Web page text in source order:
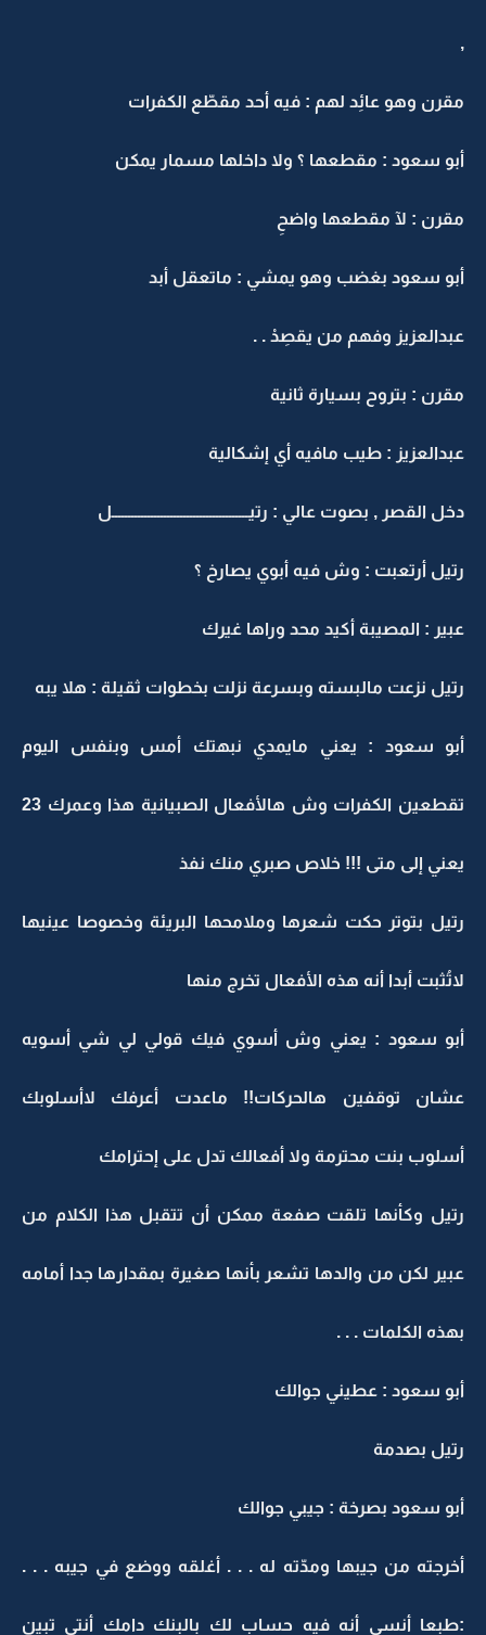
مقرن وهو عائِد لهم : فيه أحد مقطّع الكفرات
أبو سعود : مقطعها ؟ ولا داخلها مسمار يمكن
مقرن : لآ مقطعها واضحِ
أبو سعود بغضب وهو يمشي : ماتعقل أبد
عبدالعزيز وفهم من يقصِدْ . .
مقرن : بتروح بسيارة ثانية
عبدالعزيز : طيب مافيه أي إشكالية
دخل القصر , بصوت عالي : رتيــــــــــــــــــــــــــــــــــــــــــل
رتيل أرتعبت : وش فيه أبوي يصارخ ؟
عبير : المصيبة أكيد محد وراها غيرك
رتيل نزعت مالبسته وبسرعة نزلت بخطوات ثقيلة : هلا يبه
أبو سعود : يعني مايمدي نبهتك أمس وبنفس اليوم
تقطعين الكفرات وش هالأفعال الصبيانية هذا وعمرك 23
يعني إلى متى !!! خلاص صبري منك نفذ
رتيل بتوتر حكت شعرها وملامحها البريئة وخصوصا عينيها
لاتُثبت أبدا أنه هذه الأفعال تخرج منها
أبو سعود : يعني وش أسوي فيك قولي لي شي أسويه
عشان توقفين هالحركات!! ماعدت أعرفك لاأسلوبك
أسلوب بنت محترمة ولا أفعالك تدل على إحترامك
رتيل وكأنها تلقت صفعة ممكن أن تتقبل هذا الكلام من
عبير لكن من والدها تشعر بأنها صغيرة بمقدارها جدا أمامه
بهذه الكلمات . . .
أبو سعود : عطيني جوالك
رتيل بصدمة
أبو سعود بصرخة : جيبي جوالك
أخرجته من جيبها ومدّته له . . . أغلقه ووضع في جيبه . . .
:طبعا أنسي أنه فيه حساب لك بالبنك دامك أنتي تبين